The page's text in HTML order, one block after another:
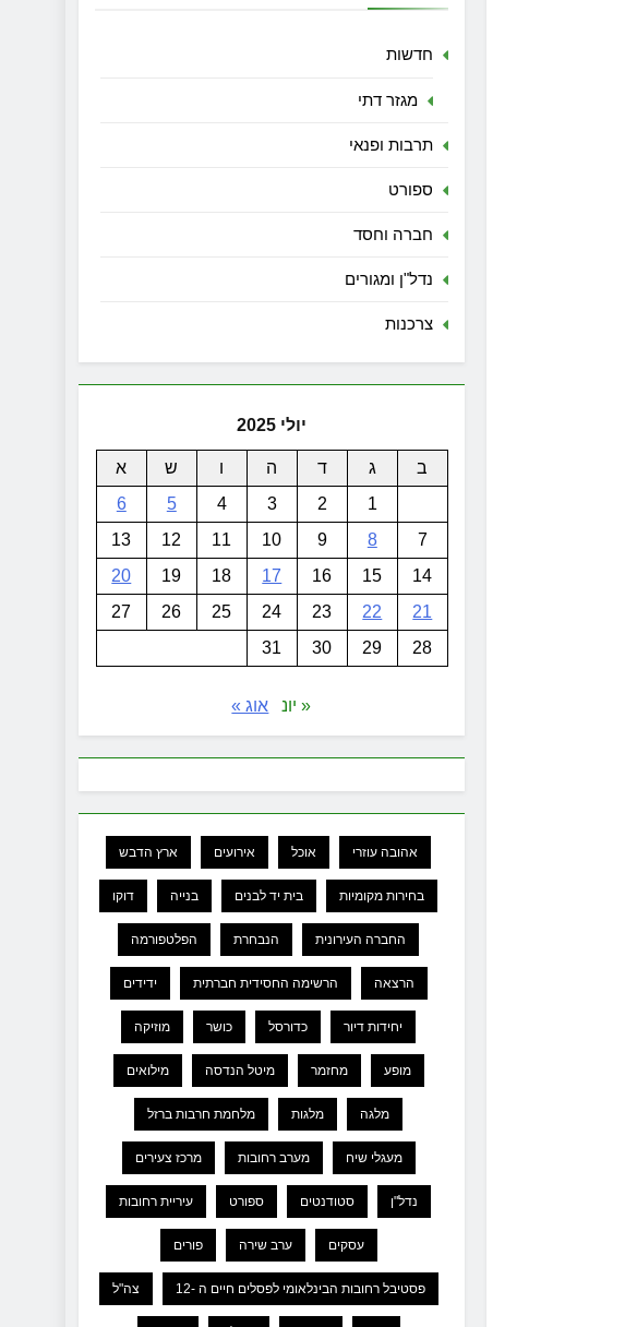
חדשות
מגזר דתי
תרבות ופנאי
ספורט
חברה וחסד
נדל"ן ומגורים
צרכנות
יולי 2025
ב ג ד ה ו ש
א
1
2
3
4
5
6
7
8
9
10
11
12
13
14
15
16
17
18
19
20
21
22
23
24
25
26
27
28
29
30
31
« יונ אוג »
אהובה עוזרי אוכל אירועים ארץ הדבש
בחירות מקומיות בית יד לבנים בנייה דוקו
החברה העירונית הנבחרת הפלטפורמה
הרצאה הרשימה החסידית חברתית ידידים
יחידות דיור כדורסל כושר מוזיקה
מופע מחזמר מיטל הנדסה מילואים
מלגה מלגות מלחמת חרבות ברזל
מעגלי שיח מערב רחובות מרכז צעירים
נדל"ן סטודנטים ספורט עיריית רחובות
עסקים ערב שירה פורים
פסטיבל רחובות הבינלאומי לפסלים חיים ה -12 צה"ל